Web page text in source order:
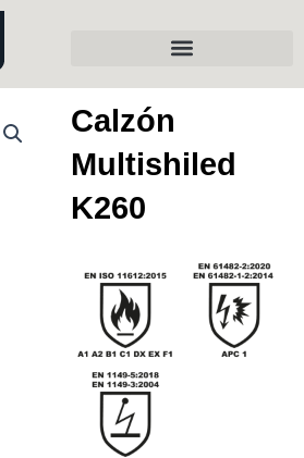
Calzón
Multishiled
K260